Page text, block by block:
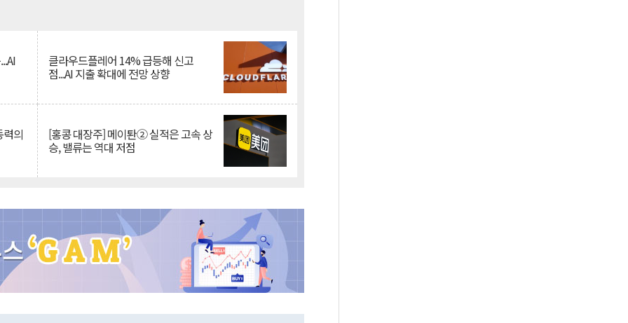
클라우드플레어 14% 급등해 신고
점...AI 지출 확대에 전망 상향
의 [홍콩 대장주] 메이퇀② 실적은 고속 상
승, 밸류는 역대 저점